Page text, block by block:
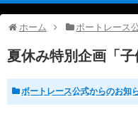
ホーム ボートレース
夏休み特別企画「
ボートレース公式からのお知